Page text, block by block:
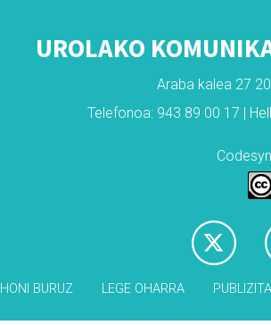
UROLAKO
Araba kalea 27
Telefonoa: 943 89 00 17 |
HONI BURUZ LEGE OHARRA